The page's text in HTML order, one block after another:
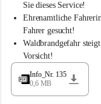
a
d
l
Sie dieses Service!
Ehrenamtliche
Fahrer gesucht!
Waldbrandgefahr
Vorsicht!
Info_Nr. 135
0,6 MB